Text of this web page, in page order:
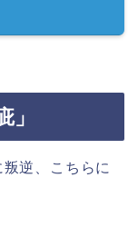
逆、こちらに